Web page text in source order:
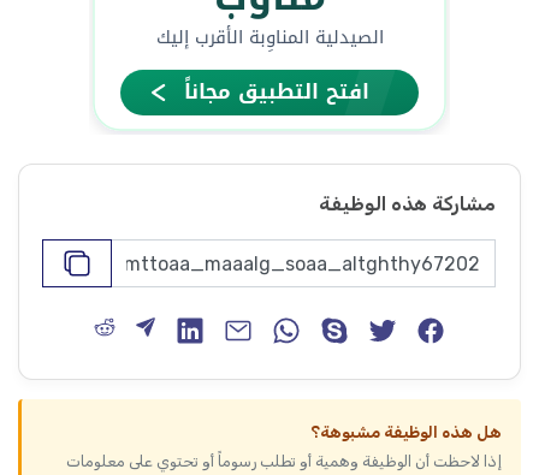
مشاركة هذه الوظيفة
هل هذه الوظيفة مشبوهة؟
إذا لاحظت أن الوظيفة وهمية أو تطلب رسوماً أو تحتوي على معلومات